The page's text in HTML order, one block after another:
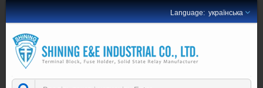
українська